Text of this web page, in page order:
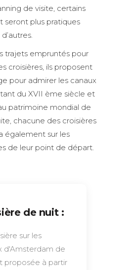
de visite, certains
seront plus pratiques
trajets empruntés pour
croisières, ils proposent
pour admirer les canaux
du XVII ème siècle et
patrimoine mondial de
chacune des croisières
également sur les
de leur point de départ.
de nuit :
sur les
d'Amsterdam de
proposée à partir